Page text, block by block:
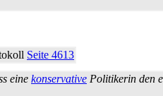
Seite 4613
eine konservative Politikerin den